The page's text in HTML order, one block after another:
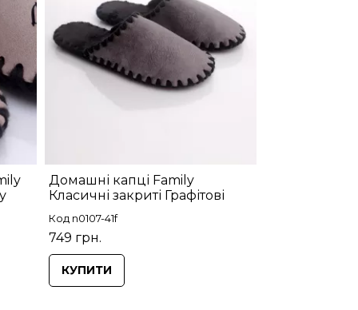
Домашні капці Family
Класичні закриті Графітові
Код n0107-41f
749 грн.
КУПИТИ